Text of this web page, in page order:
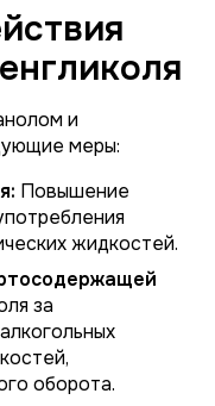
и
меры:
Повышение
жидкостей.
за
оборота.